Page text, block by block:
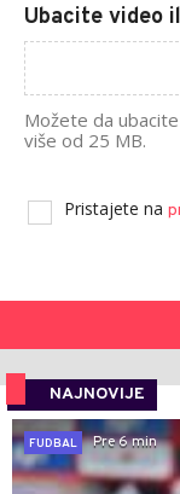
Ubacite video
Možete da
više od 25 MB.
Pristajete na
NAJNOVIJE
FUDBAL
Pre 6 min